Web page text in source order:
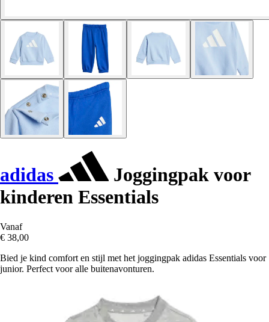
adidas
Joggingpak voor
kinderen Essentials
Vanaf
€ 38,00
Bied je kind comfort en stijl met het joggingpak adidas Essentials voor
junior. Perfect voor alle buitenavonturen.